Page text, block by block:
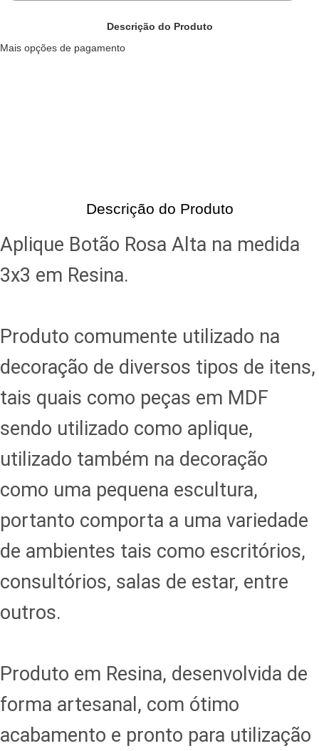
Descrição do Produto
Mais opções de pagamento
Descrição do Produto
Aplique Botão Rosa Alta na medida
3x3 em Resina.
Produto comumente utilizado na
decoração de diversos tipos de itens,
tais quais como peças em MDF
sendo utilizado como aplique,
utilizado também na decoração
como uma pequena escultura,
portanto comporta a uma variedade
de ambientes tais como escritórios,
consultórios, salas de estar, entre
outros.
Produto em Resina, desenvolvida de
forma artesanal, com ótimo
acabamento e pronto para utilização